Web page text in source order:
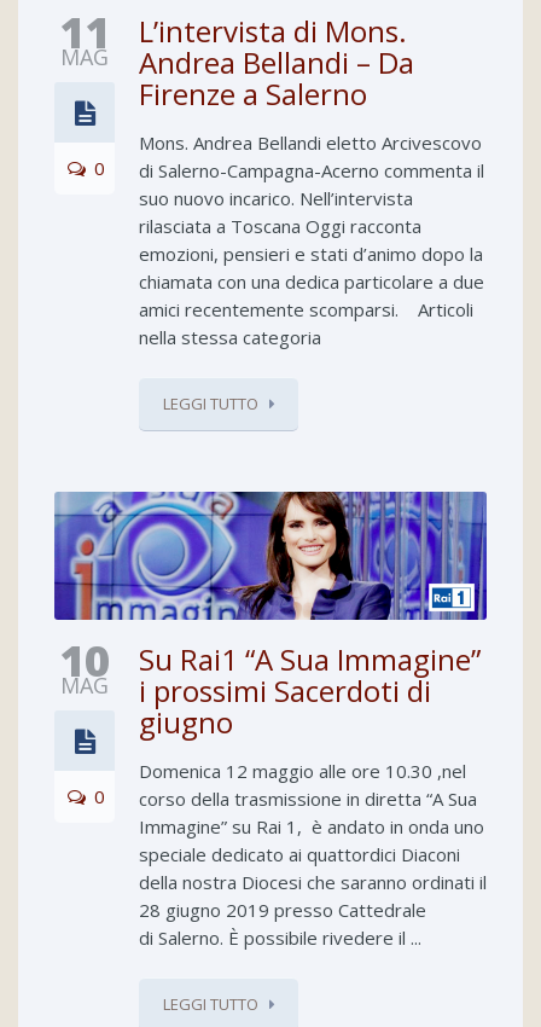
11
MAG
0
L’intervista di Mons.
Andrea Bellandi – Da
Firenze a Salerno
Mons. Andrea Bellandi eletto Arcivescovo
di Salerno-Campagna-Acerno commenta il
suo nuovo incarico. Nell’intervista
rilasciata a Toscana Oggi racconta
emozioni, pensieri e stati d’animo dopo la
chiamata con una dedica particolare a due
amici recentemente scomparsi. Articoli
nella stessa categoria
LEGGI TUTTO
10
MAG
0
Su Rai1 “A Sua Immagine”
i prossimi Sacerdoti di
giugno
Domenica 12 maggio alle ore 10.30 ,nel
corso della trasmissione in diretta “A Sua
Immagine” su Rai 1, è andato in onda uno
speciale dedicato ai quattordici Diaconi
della nostra Diocesi che saranno ordinati il
28 giugno 2019 presso Cattedrale
di Salerno. È possibile rivedere il ...
LEGGI TUTTO